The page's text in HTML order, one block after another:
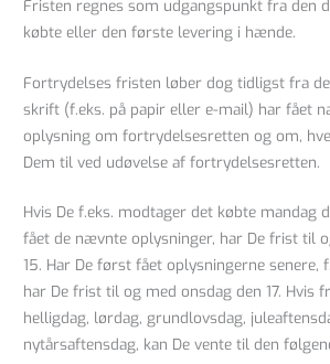
Fristen regnes som udgangspunkt fra den
købte eller den første levering i hænde.
Fortrydelses fristen løber dog tidligst fra
skrift (f.eks. på papir eller e-mail) har fået
oplysning om fortrydelsesretten og om,
Dem til ved udøvelse af fortrydelsesretten.
Hvis De f.eks. modtager det købte mandag
fået de nævnte oplysninger, har De frist til
15. Har De først fået oplysningerne senere,
har De frist til og med onsdag den 17. Hvis
helligdag, lørdag, grundlovsdag,
nytårsaftensdag, kan De vente til den